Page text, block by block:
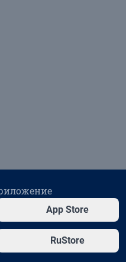
App Store
RuStore